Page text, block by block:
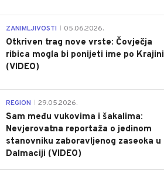
ZANIMLJIVOSTI 05.06.2026.
Otkriven trag nove vrste: Čovječja
ribica mogla bi ponijeti ime po Krajini
(VIDEO)
REGION 29.05.2026.
Sam među vukovima i šakalima:
Nevjerovatna reportaža o jedinom
stanovniku zaboravljenog zaseoka u
Dalmaciji (VIDEO)